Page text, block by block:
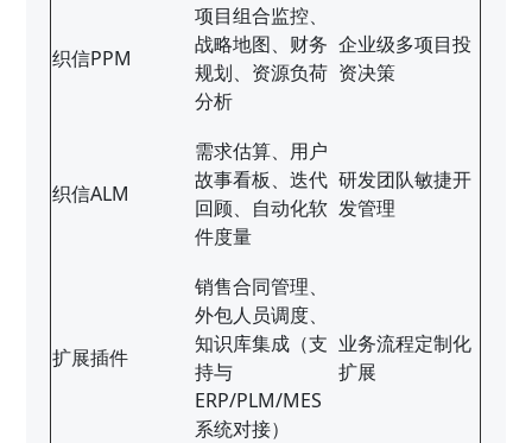
织信PPM
项目组合监控、
战略地图、财务
规划、资源负荷
分析
企业级多项目投
资决策
织信ALM
需求估算、用户
故事看板、迭代
回顾、自动化软
件度量
研发团队敏捷开
发管理
扩展插件
销售合同管理、
外包人员调度、
知识库集成（支
持与
ERP/PLM/MES
系统对接）
业务流程定制化
扩展